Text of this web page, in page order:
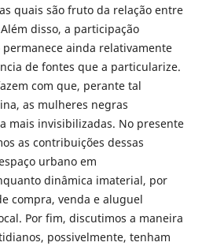
quais são fruto da relação entre
disso, a participação
ainda relativamente
de fontes que a particularize.
com que, perante tal
as mulheres negras
mais invisibilizadas. No presente
as contribuições dessas
urbano em
dinâmica imaterial, por
compra, venda e aluguel
Por fim, discutimos a maneira
possivelmente, tenham